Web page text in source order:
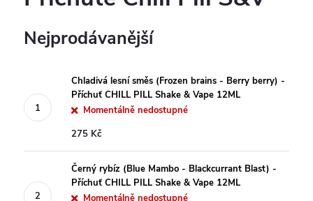
Nejprodávanější
Chladivá lesní směs (Frozen brains - Berry berry) -
Příchuť CHILL PILL Shake & Vape 12ML
Momentálně nedostupné
275 Kč
Černý rybíz (Blue Mambo - Blackcurrant Blast) -
Příchuť CHILL PILL Shake & Vape 12ML
Momentálně nedostupné